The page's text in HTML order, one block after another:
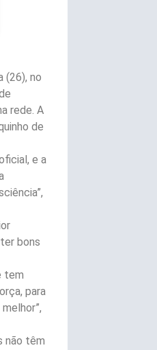
(26), no
rede. A
de
e a
bons
tem
para
não têm